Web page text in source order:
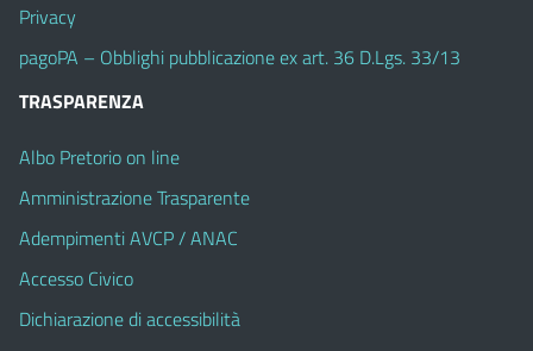
Privacy
pagoPA – Obblighi pubblicazione ex art. 36 D.Lgs. 33/13
TRASPARENZA
Albo Pretorio on line
Amministrazione Trasparente
Adempimenti AVCP / ANAC
Accesso Civico
Dichiarazione di accessibilità